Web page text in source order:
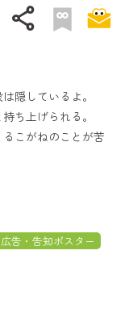
share
隠しているよ。
ち上げられる。
こがねのことが苦
告・告知ポスター